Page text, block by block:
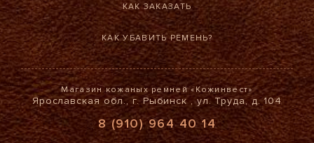
КАК ЗАКАЗАТЬ
КАК УБАВИТЬ РЕМЕНЬ?
Магазин кожаных ремней «Кожинвест»
Ярославская обл., г. Рыбинск , ул. Труда, д. 104
8 (910) 964 40 14